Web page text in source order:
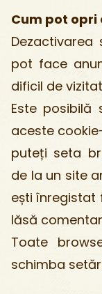
Cum pot
pot face
dificil de
Este posibilă
aceste
puteți seta
de la un site
ești înregistat
lăsă
Toate
schimba